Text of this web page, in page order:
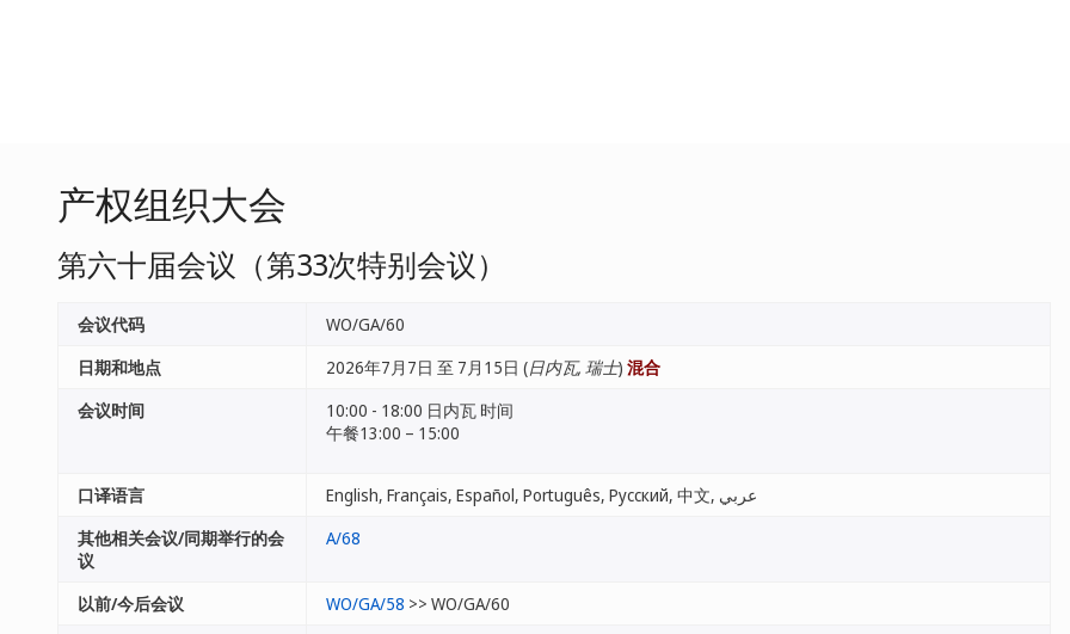
产权组织大会
第六十届会议（第33次特别会议）
会议代码
WO/GA/60
日期和地点
2026年7月7日 至 7月15日 (日内瓦, 瑞士) 混合
会议时间
10:00 - 18:00 日内瓦 时间
午餐13:00 – 15:00
口译语言
English, Français, Español, Português, Русский, 中文, عربي
其他相关会议/同期举行的会
议
A/68
以前/今后会议 WO/GA/58 >> WO/GA/60